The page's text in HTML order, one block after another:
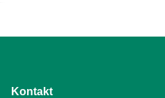
Kontakt